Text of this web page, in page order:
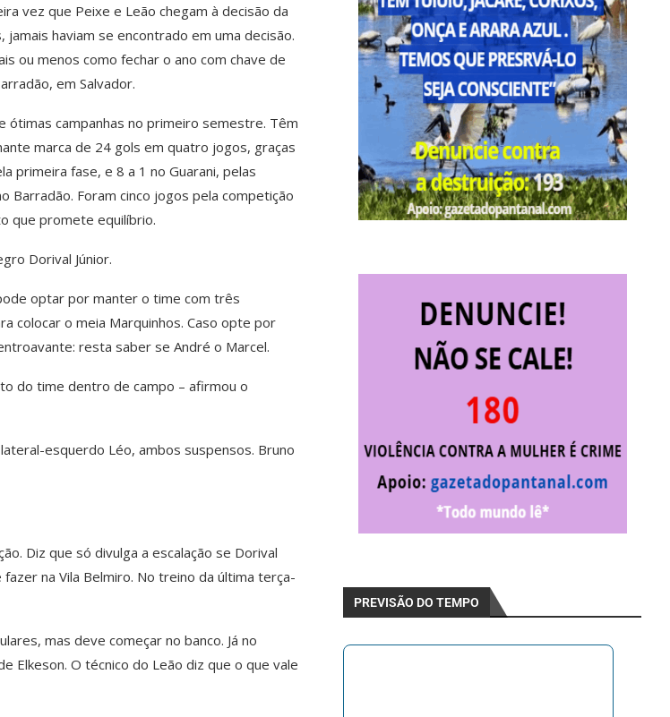
vez que Peixe e Leão chegam à decisão da
haviam se encontrado em uma decisão.
ou menos como fechar o ano com chave de
em Salvador.
ótimas campanhas no primeiro semestre. Têm
marca de 24 gols em quatro jogos, graças
primeira fase, e 8 a 1 no Guarani, pelas
Foram cinco jogos pela competição
que promete equilíbrio.
Dorival Júnior.
optar por manter o time com três
colocar o meia Marquinhos. Caso opte por
resta saber se André o Marcel.
do time dentro de campo – afirmou o
esquerdo Léo, ambos suspensos. Bruno
Diz que só divulga a escalação se Dorival
na Vila Belmiro. No treino da última terça-
mas deve começar no banco. Já no
Elkeson. O técnico do Leão diz que o que vale
PREVISÃO DO TEMPO